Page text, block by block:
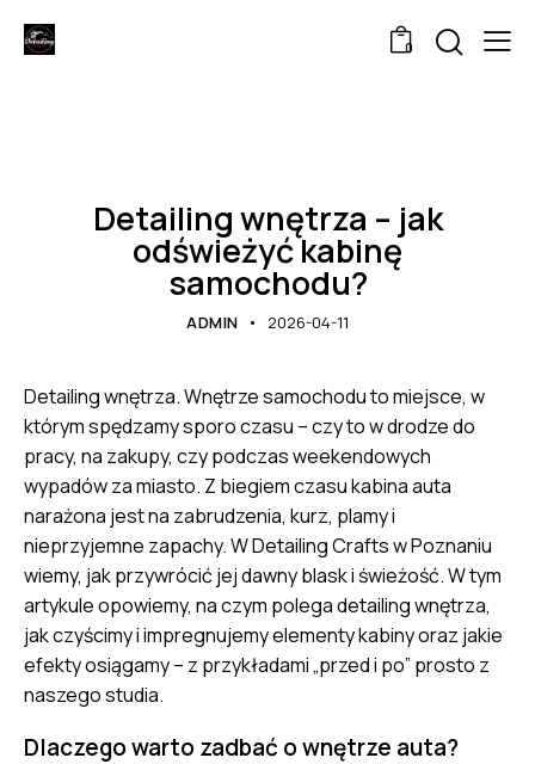
0
Detailing wnętrza – jak
odświeżyć kabinę
samochodu?
ADMIN 2026-04-11
Detailing wnętrza. Wnętrze samochodu to miejsce, w
którym spędzamy sporo czasu – czy to w drodze do
pracy, na zakupy, czy podczas weekendowych
wypadów za miasto. Z biegiem czasu kabina auta
narażona jest na zabrudzenia, kurz, plamy i
nieprzyjemne zapachy. W Detailing Crafts w Poznaniu
wiemy, jak przywrócić jej dawny blask i świeżość. W tym
artykule opowiemy, na czym polega detailing wnętrza,
jak czyścimy i impregnujemy elementy kabiny oraz jakie
efekty osiągamy – z przykładami „przed i po” prosto z
naszego studia.
Dlaczego warto zadbać o wnętrze auta?